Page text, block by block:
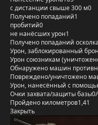
с дистанции свыше 300 м0
Получено попаданий1
пробитий0
не нанёсших урон1
Получено попаданий
Урон, заблокированный
Урон союзникам
Обнаружено машин
Повреждено/уничтожено
Урон, нанесённый с
Очки захвата/защиты базы
Пройдено километров1,41
Закрыть